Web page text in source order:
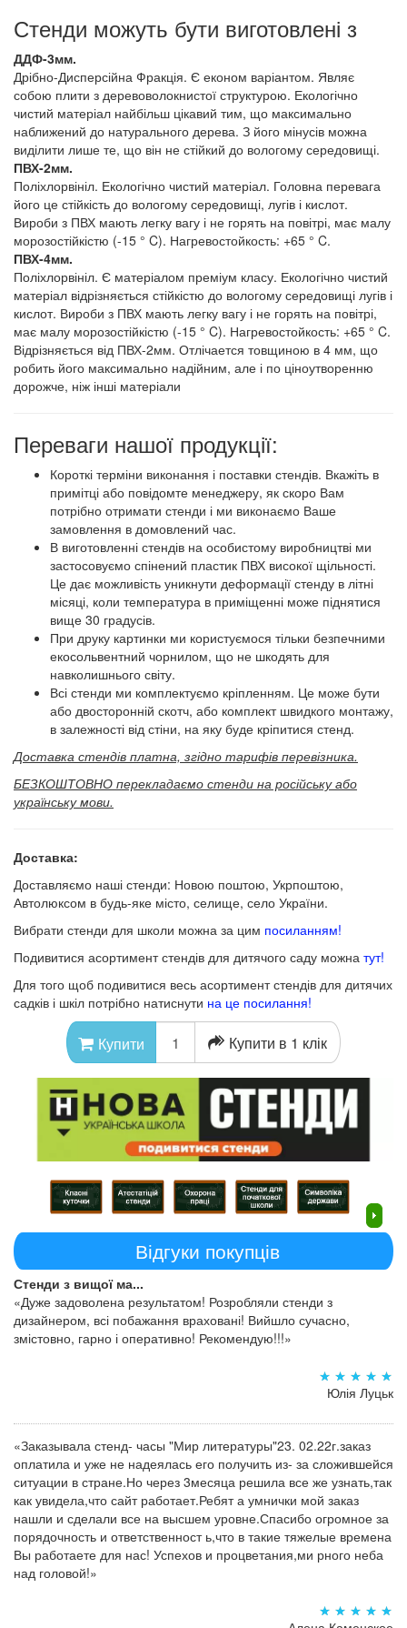
Стенди можуть бути виготовлені з
ДДФ-3мм.
Дрібно-Дисперсійна Фракція. Є економ варіантом. Являє
собою плити з деревоволокнистої структурою. Екологічно
чистий матеріал найбільш цікавий тим, що максимально
наближений до натурального дерева. З його мінусів можна
виділити лише те, що він не стійкий до вологому середовищі.
ПВХ-2мм.
Поліхлорвініл. Екологічно чистий матеріал. Головна перевага
його це стійкість до вологому середовищі, лугів і кислот.
Вироби з ПВХ мають легку вагу і не горять на повітрі, має малу
морозостійкістю (-15 ° C). Нагревостойкость: +65 ° C.
ПВХ-4мм.
Поліхлорвініл. Є матеріалом преміум класу. Екологічно чистий
матеріал відрізняється стійкістю до вологому середовищі лугів і
кислот. Вироби з ПВХ мають легку вагу і не горять на повітрі,
має малу морозостійкістю (-15 ° C). Нагревостойкость: +65 ° C.
Відрізняється від ПВХ-2мм. Отлічается товщиною в 4 мм, що
робить його максимально надійним, але і по ціноутворенню
дорожче, ніж інші матеріали
Переваги нашої продукції:
Короткі терміни виконання і поставки стендів. Вкажіть в
примітці або повідомте менеджеру, як скоро Вам
потрібно отримати стенди і ми виконаємо Ваше
замовлення в домовлений час.
В виготовленні стендів на особистому виробництві ми
застосовуємо спінений пластик ПВХ високої щільності.
Це дає можливість уникнути деформації стенду в літні
місяці, коли температура в приміщенні може піднятися
вище 30 градусів.
При друку картинки ми користуємося тільки безпечними
екосольвентний чорнилом, що не шкодять для
навколишнього світу.
Всі стенди ми комплектуємо кріпленням. Це може бути
або двосторонній скотч, або комплект швидкого монтажу,
в залежності від стіни, на яку буде кріпитися стенд.
Доставка стендів платна, згідно тарифів перевізника.
БЕЗКОШТОВНО перекладаємо стенди на російську або
українську мови.
Доставка:
Доставляємо наші стенди: Новою поштою, Укрпоштою,
Автолюксом в будь-яке місто, селище, село України.
Вибрати стенди для школи можна за цим посиланням!
Подивитися асортимент стендів для дитячого саду можна тут!
Для того щоб подивитися весь асортимент стендів для дитячих
садків і шкіл потрібно натиснути на це посилання!
Купити Купити в 1 клік
Відгуки покупців
Стенди з вищої ма...
«Дуже задоволена результатом! Розробляли стенди з
дизайнером, всі побажання враховані! Вийшло сучасно,
змістовно, гарно і оперативно! Рекомендую!!!»
Юлія Луцьк
«Заказывала стенд- часы "Мир литературы"23. 02.22г.заказ
оплатила и уже не надеялась его получить из- за сложившейся
ситуации в стране.Но через 3месяца решила все же узнать,так
как увидела,что сайт работает.Ребят а умнички мой заказ
нашли и сделали все на высшем уровне.Спасибо огромное за
порядочность и ответственност ь,что в такие тяжелые времена
Вы работаете для нас! Успехов и процветания,ми рного неба
над головой!»